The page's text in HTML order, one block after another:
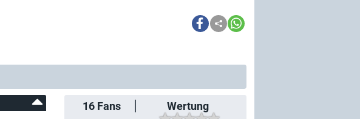
16 Fans Wertung